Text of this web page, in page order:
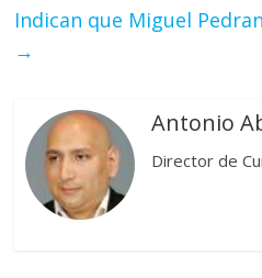
Indican que Miguel
→
Antonio
Director de